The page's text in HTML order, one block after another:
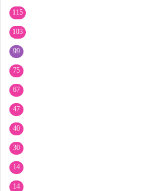
115
103
99
75
67
47
40
30
14
14